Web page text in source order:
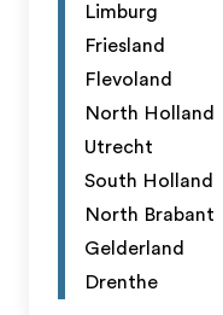
Limburg
Friesland
Flevoland
North Holland
Utrecht
South Holland
North Brabant
Gelderland
Drenthe